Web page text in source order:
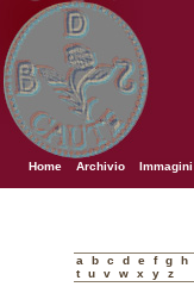
Home Archivio Immagini
a b c d e f g h
t
u v w x y z